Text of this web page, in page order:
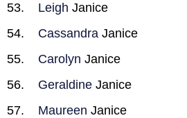
Leigh Janice
Cassandra Janice
Carolyn Janice
Geraldine Janice
Maureen Janice